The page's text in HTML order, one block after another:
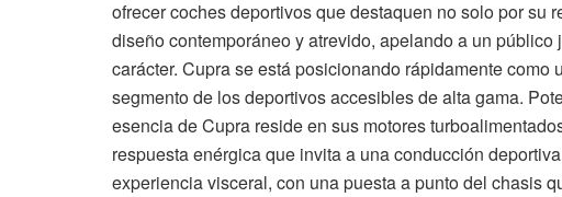
ofrecer coches deportivos que destaquen no solo por su
diseño contemporáneo y atrevido, apelando a un
carácter. Cupra se está posicionando rápidamente como
segmento de los deportivos accesibles de alta gama.
esencia de Cupra reside en sus motores
respuesta enérgica que invita a una conducción
experiencia visceral, con una puesta a punto del chasis